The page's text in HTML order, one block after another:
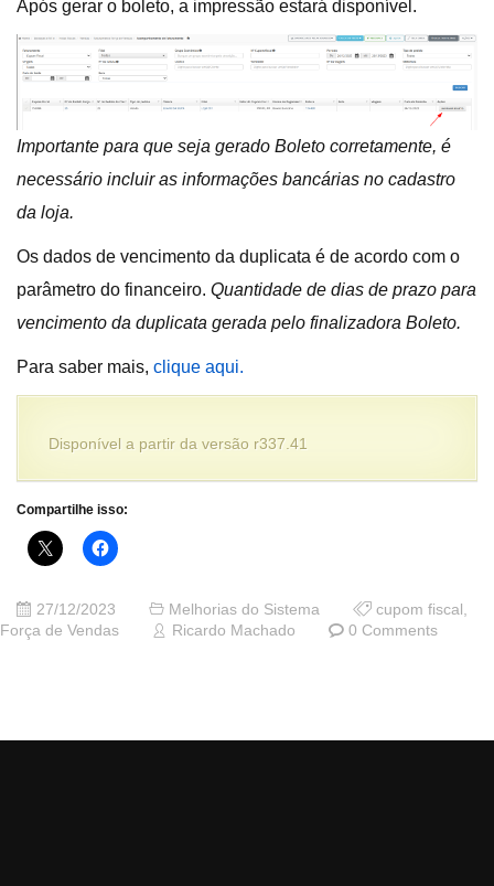
Após gerar o boleto, a impressão estará disponível.
Importante para que seja gerado Boleto corretamente, é
necessário incluir as informações bancárias no cadastro
da loja.
Os dados de vencimento da duplicata é de acordo com o
parâmetro do financeiro. Quantidade de dias de prazo para
vencimento da duplicata gerada pelo finalizadora Boleto.
Para saber mais, clique aqui.
Disponível a partir da versão r337.41
Compartilhe isso:
27/12/2023 Melhorias do Sistema cupom fiscal ,
Força de Vendas
Ricardo Machado 0 Comments